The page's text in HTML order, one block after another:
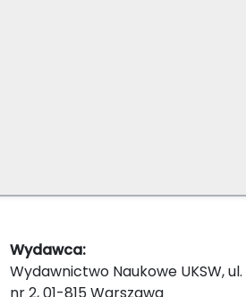
Wydawca:
Wydawnictwo Naukowe UKSW,